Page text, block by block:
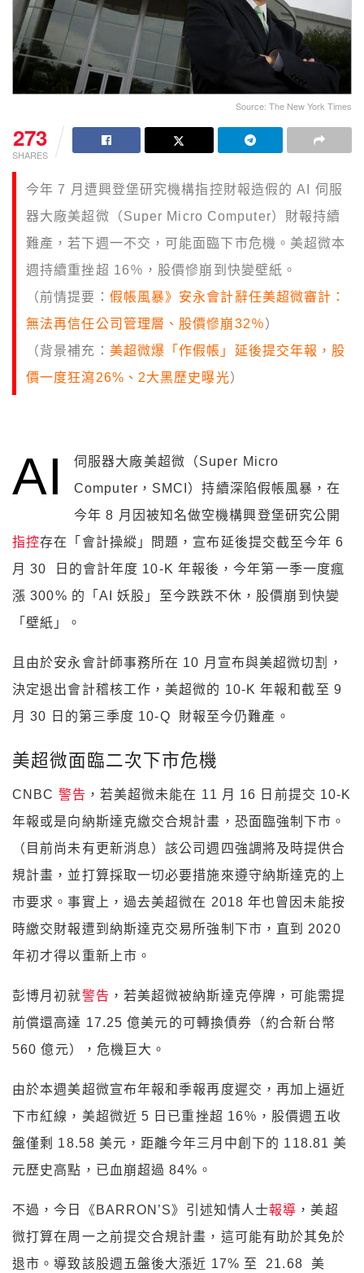
Source: The New York Times
273
SHARES
今年 7 月遭興登堡研究機構指控財報造假的 AI 伺服
器大廠美超微（Super Micro Computer）財報持續
難產，若下週一不交，可能面臨下市危機。美超微本
週持續重挫超 16％，股價慘崩到快變壁紙。
（前情提要： 假帳風暴》安永會計辭任美超微審計：
無法再信任公司管理層、股價慘崩32％）
（背景補充： 美超微爆「作假帳」延後提交年報，股
價一度狂瀉26%、2大黑歷史曝光）
AI
伺服器大廠美超微（Super Micro
Computer，SMCI）持續深陷假帳風暴，在
今年 8 月因被知名做空機構興登堡研究公開
指控存在「會計操縱」問題，宣布延後提交截至今年 6
月 30 日的會計年度 10-K 年報後，今年第一季一度瘋
漲 300% 的「AI 妖股」至今跌跌不休，股價崩到快變
「壁紙」。
且由於安永會計師事務所在 10 月宣布與美超微切割，
決定退出會計稽核工作，美超微的 10-K 年報和截至 9
月 30 日的第三季度 10-Q 財報至今仍難產。
美超微面臨二次下市危機
CNBC 警告 ，若美超微未能在 11 月 16 日前提交 10-K
年報或是向納斯達克繳交合規計畫，恐面臨強制下市。
（目前尚未有更新消息）該公司週四強調將及時提供合
規計畫，並打算採取一切必要措施來遵守納斯達克的上
市要求。事實上，過去美超微在 2018 年也曾因未能按
時繳交財報遭到納斯達克交易所強制下市，直到 2020
年初才得以重新上市。
彭博月初就警告 ，若美超微被納斯達克停牌，可能需提
前償還高達 17.25 億美元的可轉換債券（約合新台幣
560 億元），危機巨大。
由於本週美超微宣布年報和季報再度遲交，再加上逼近
下市紅線，美超微近 5 日已重挫超 16％，股價週五收
盤僅剩 18.58 美元，距離今年三月中創下的 118.81 美
元歷史高點，已血崩超過 84%。
不過，今日《BARRON’S》引述知情人士報導 ，美超
微打算在周一之前提交合規計畫，這可能有助於其免於
退市。導致該股週五盤後大漲近 17% 至 21.68 美